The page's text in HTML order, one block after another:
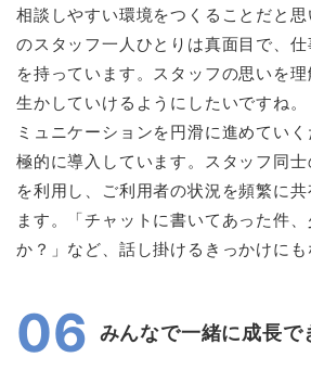
相談しやすい環境をつくることだと
のスタッフ一人ひとりは真面目で、
を持っています。スタッフの思いを
生かしていけるようにしたいですね
ミュニケーションを円滑に進めてい
極的に導入しています。スタッフ同
を利用し、ご利用者の状況を頻繁に
ます。「チャットに書いてあった件
か？」など、話し掛けるきっかけにも
06 みんなで一緒に成長で